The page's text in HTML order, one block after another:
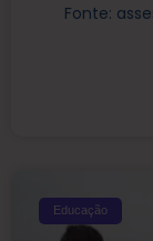
Fonte:
Educação